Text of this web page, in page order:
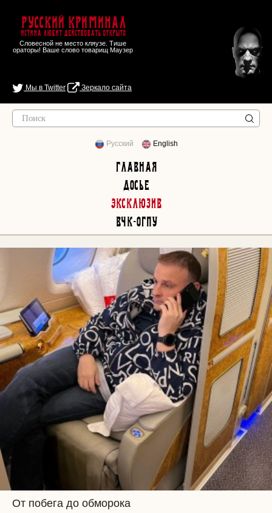
Русский Криминал
Истина любит действовать открыто
Словесной не место кляузе. Тише
ораторы! Ваше слово товарищ Маузер
Мы в Twitter Зеркало сайта
Русский English
Главная
Досье
Эксклюзив
ВЧК-ОГПУ
От побега до обморока